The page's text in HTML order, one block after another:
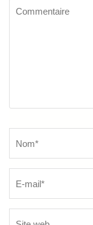
Commentaire